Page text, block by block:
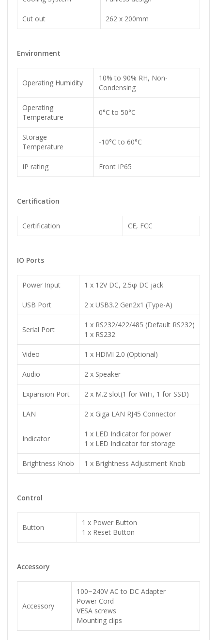
Cut out 262 x 200mm
Environment
Operating Humidity
10% to 90% RH, Non-
Condensing
Operating
Temperature
0°C to 50°C
Storage
Temperature
-10°C to 60°C
IP rating Front IP65
Certification
Certification CE, FCC
IO Ports
Power Input 1 x 12V DC, 2.5φ DC jack
USB Port 2 x USB3.2 Gen2x1 (Type-A)
Serial Port
1 x RS232/422/485 (Default RS232)
1 x RS232
Video 1 x HDMI 2.0 (Optional)
Audio 2 x Speaker
Expansion Port 2 x M.2 slot(1 for WiFi, 1 for SSD)
LAN 2 x Giga LAN RJ45 Connector
Indicator
1 x LED Indicator for power
1 x LED Indicator for storage
Brightness Knob 1 x Brightness Adjustment Knob
Control
Button
1 x Power Button
1 x Reset Button
Accessory
Accessory
100~240V AC to DC Adapter
Power Cord
VESA screws
Mounting clips